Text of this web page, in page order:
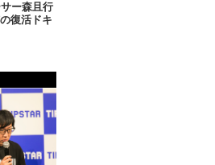
ー森且行
復活ドキ